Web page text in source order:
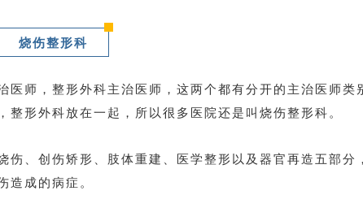
烧伤整形科
医师，整形外科主治医师，这两个都有分开的主治医师类
形外科放在一起，所以很多医院还是叫烧伤整形科。
、创伤矫形、肢体重建、医学整形以及器官再造五部分
造成的病症。